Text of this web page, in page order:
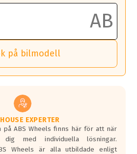
från klass A
ha 6,5% bättre
ett klass G däck.
kör 10,000 km,
bränsle med ett
till F. Där A påvisar
och F är den
på bilmodell
EXPERTER
på ABS Wheels finns här för att när
med individuella lösningar.
Wheels är alla utbildade enligt